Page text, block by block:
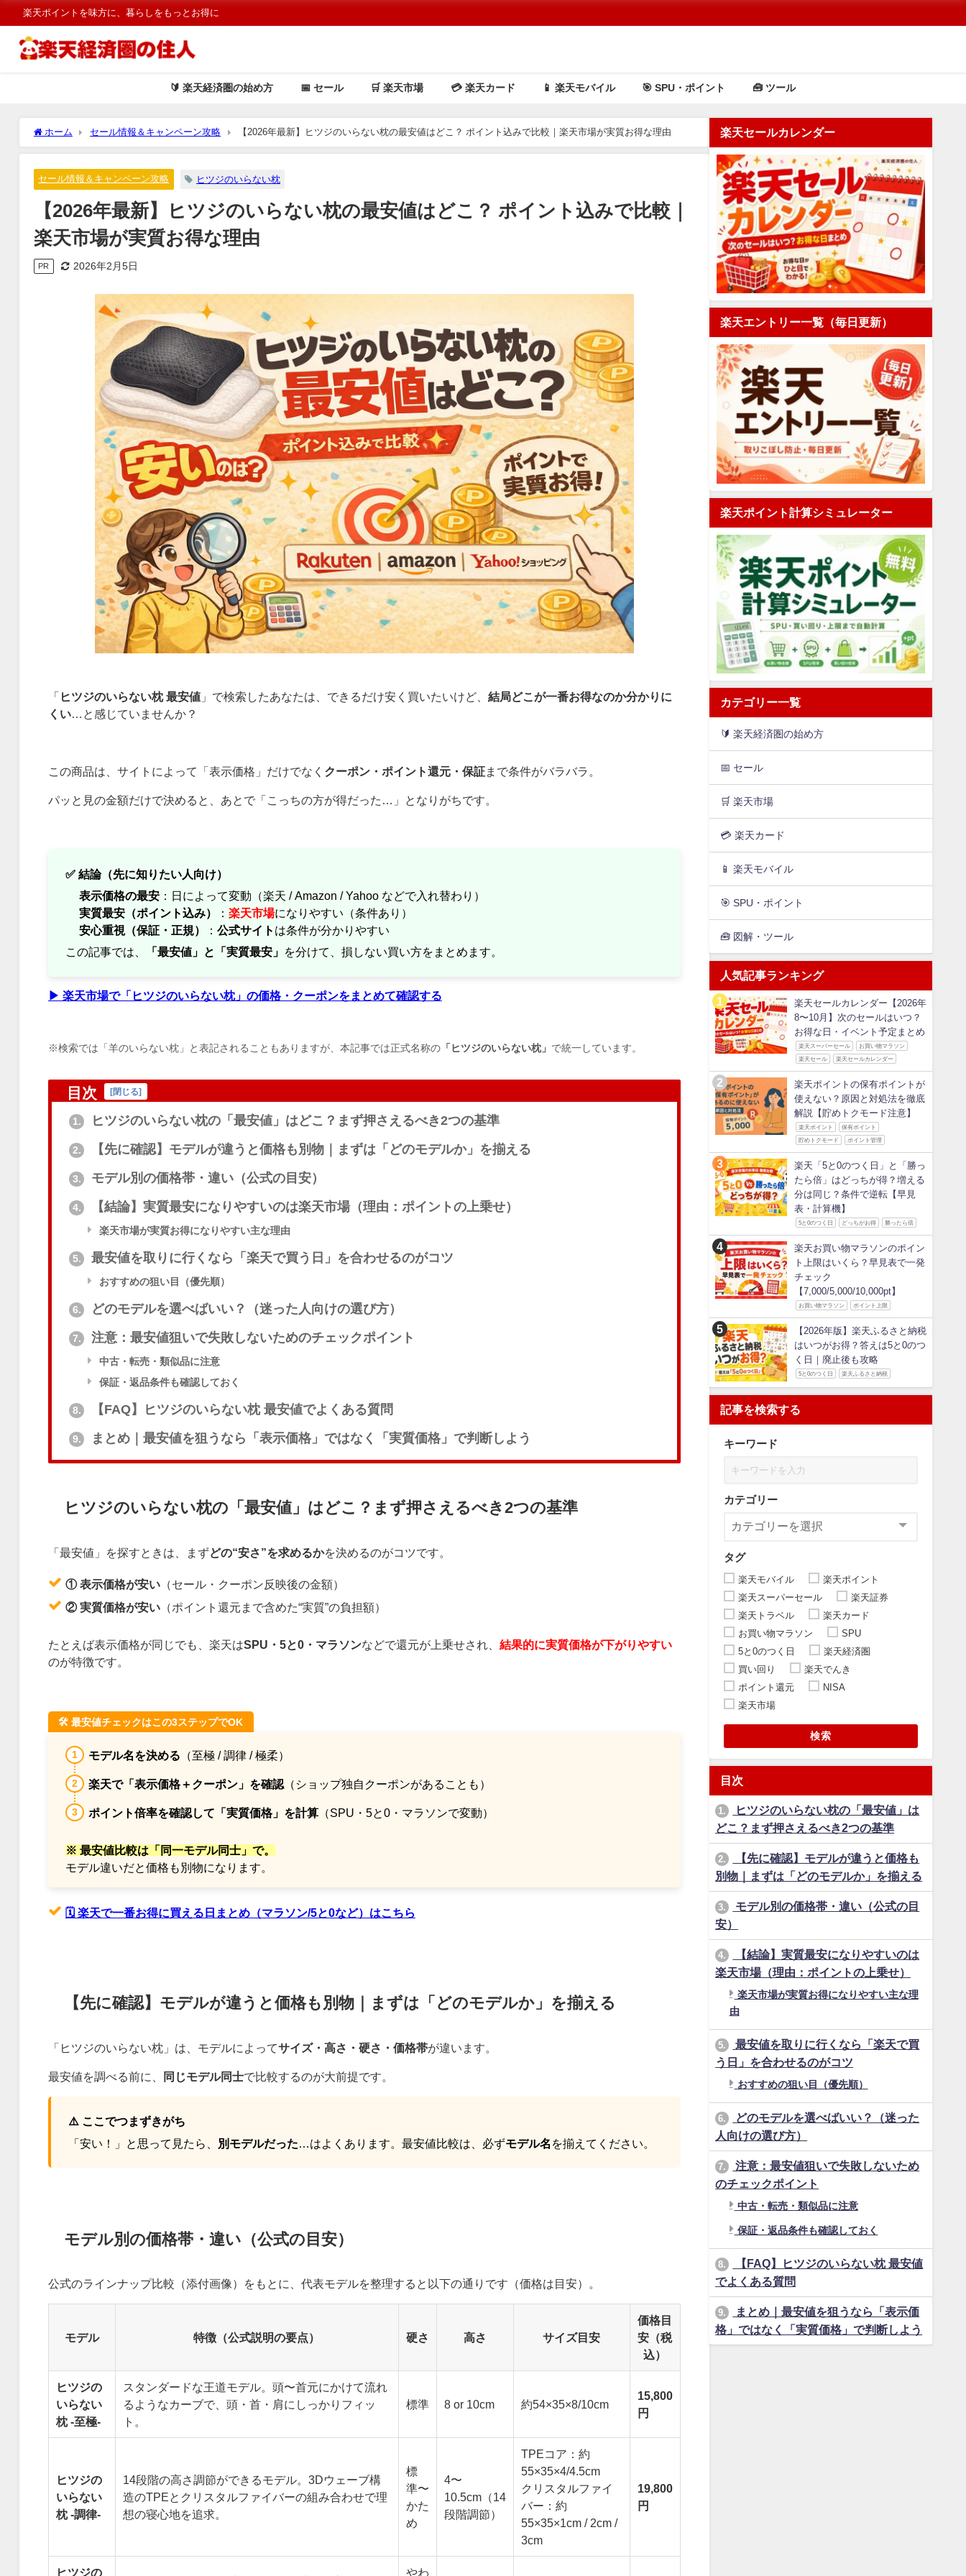
楽天ポイントを味方に、暮らしをもっとお得に
🔰 楽天経済圏の始め方 📅 セール 🛒 楽天市場 💳️ 楽天カード 📱 楽天モバイル 🎯 SPU・ポイント 🧰 ツール
ホーム セール情報＆キャンペーン攻略 【2026年最新】ヒツジのいらない枕の最安値はどこ？ ポイント込みで比較｜楽天市場が実質お得な理由
セール情報＆キャンペーン攻略 ヒツジのいらない枕
【2026年最新】ヒツジのいらない枕の最安値はどこ？ ポイント込みで比較｜
楽天市場が実質お得な理由
PR 2026年2月5日
「 ヒツジのいらない枕 最安値」で検索したあなたは、できるだけ安く買いたいけど、 結局どこが一番お得なのか分かりに
くい…と感じていませんか？
この商品は、サイトによって「表示価格」だけでなく クーポン・ポイント還元・保証まで条件がバラバラ。
パッと見の金額だけで決めると、あとで「こっちの方が得だった…」となりがちです。
✅ 結論（先に知りたい人向け）
表示価格の最安 ：日によって変動（楽天 / Amazon / Yahoo などで入れ替わり）
実質最安（ポイント込み）
：楽天市場になりやすい（条件あり）
安心重視（保証・正規）
：公式サイト は条件が分かりやすい
この記事では、
「最安値」と「実質最安」 を分けて、損しない買い方をまとめます。
▶ 楽天市場で「ヒツジのいらない枕」の価格・クーポンをまとめて確認する
※検索では「羊のいらない枕」と表記されることもありますが、本記事では正式名称の「ヒツジのいらない枕」 で統一しています。
目次 [閉じる]
1. ヒツジのいらない枕の「最安値」はどこ？まず押さえるべき2つの基準
2. 【先に確認】モデルが違うと価格も別物｜まずは「どのモデルか」を揃える
3. モデル別の価格帯・違い（公式の目安）
4. 【結論】実質最安になりやすいのは楽天市場（理由：ポイントの上乗せ）
楽天市場が実質お得になりやすい主な理由
5. 最安値を取りに行くなら「楽天で買う日」を合わせるのがコツ
おすすめの狙い目（優先順）
6. どのモデルを選べばいい？（迷った人向けの選び方）
7. 注意：最安値狙いで失敗しないためのチェックポイント
中古・転売・類似品に注意
保証・返品条件も確認しておく
8. 【FAQ】ヒツジのいらない枕 最安値でよくある質問
9. まとめ｜最安値を狙うなら「表示価格」ではなく「実質価格」で判断しよう
ヒツジのいらない枕の「最安値」はどこ？まず押さえるべき2つの基準
「最安値」を探すときは、まずどの“安さ”を求めるかを決めるのがコツです。
① 表示価格が安い（セール・クーポン反映後の金額）
② 実質価格が安い（ポイント還元まで含めた“実質”の負担額）
たとえば表示価格が同じでも、楽天はSPU・5と0・マラソンなどで還元が上乗せされ、 結果的に実質価格が下がりやすい
のが特徴です。
🛠️ 最安値チェックはこの3ステップでOK
モデル名を決める （至極 / 調律 / 極柔）
楽天で「表示価格＋クーポン」を確認（ショップ独自クーポンがあることも）
ポイント倍率を確認して「実質価格」を計算（SPU・5と0・マラソンで変動）
※ 最安値比較は「同一モデル同士」で。
モデル違いだと価格も別物になります。
🗓️ 楽天で一番お得に買える日まとめ（マラソン/5と0など）はこちら
【先に確認】モデルが違うと価格も別物｜まずは「どのモデルか」を揃える
「ヒツジのいらない枕」は、モデルによってサイズ・高さ・硬さ・価格帯が違います。
最安値を調べる前に、 同じモデル同士で比較するのが大前提です。
⚠️ ここでつまずきがち
「安い！」と思って見たら、
別モデルだった …はよくあります。最安値比較は、必ずモデル名 を揃えてください。
モデル別の価格帯・違い（公式の目安）
公式のラインナップ比較（添付画像）をもとに、代表モデルを整理すると以下の通りです（価格は目安）。
モデル 特徴（公式説明の要点） 硬さ 高さ サイズ目安
価格目
安（税
込）
ヒツジの
いらない
枕 -至極-
スタンダードな王道モデル。頭〜首元にかけて流れ
るようなカーブで、頭・首・肩にしっかりフィッ
ト。
標準 8 or 10cm 約54×35×8/10cm
15,800
円
ヒツジの
いらない
枕 -調律-
14段階の高さ調節ができるモデル。3Dウェーブ構
造のTPEとクリスタルファイバーの組み合わせで理
想の寝心地を追求。
標
準〜
かた
め
4〜
10.5cm（14
段階調節）
TPEコア：約
55×35×4/4.5cm
クリスタルファイ
バー：約
55×35×1cm / 2cm /
3cm
19,800
円
ヒツジの やわ
楽天セールカレンダー
楽天エントリー一覧（毎日更新）
楽天ポイント計算シミュレーター
カテゴリー一覧
🔰 楽天経済圏の始め方
📅 セール
🛒 楽天市場
💳️ 楽天カード
📱 楽天モバイル
🎯 SPU・ポイント
🧰 図解・ツール
人気記事ランキング
楽天セールカレンダー【2026年
8〜10月】次のセールはいつ？
お得な日・イベント予定まとめ
楽天スーパーセール お買い物マラソン
楽天セール 楽天セールカレンダー
楽天ポイントの保有ポイントが
使えない？原因と対処法を徹底
解説【貯めトクモード注意】
楽天ポイント 保有ポイント
貯めトクモード ポイント管理
楽天「5と0のつく日」と「勝っ
たら倍」はどっちが得？増える
分は同じ？条件で逆転【早見
表・計算機】
5と0のつく日 どっちがお得 勝ったら倍
楽天お買い物マラソンのポイン
ト上限はいくら？早見表で一発
チェック
【7,000/5,000/10,000pt】
お買い物マラソン ポイント上限
【2026年版】楽天ふるさと納税
はいつがお得？答えは5と0のつ
く日｜廃止後も攻略
5と0のつく日 楽天ふるさと納税
記事を検索する
キーワード
カテゴリー
タグ
楽天モバイル
楽天ポイント
楽天スーパーセール
楽天証券
楽天トラベル
楽天カード
お買い物マラソン
SPU
5と0のつく日
楽天経済圏
買い回り
楽天でんき
ポイント還元
NISA
楽天市場
検索
目次
1.
ヒツジのいらない枕の「最安値」は
どこ？まず押さえるべき2つの基準
2.
【先に確認】モデルが違うと価格も
別物｜まずは「どのモデルか」を揃える
3.
モデル別の価格帯・違い（公式の目
安）
4.
【結論】実質最安になりやすいのは
楽天市場（理由：ポイントの上乗せ）
楽天市場が実質お得になりやすい主な理
由
5.
最安値を取りに行くなら「楽天で買
う日」を合わせるのがコツ
おすすめの狙い目（優先順）
6.
どのモデルを選べばいい？（迷った
人向けの選び方）
7.
注意：最安値狙いで失敗しないため
のチェックポイント
中古・転売・類似品に注意
保証・返品条件も確認しておく
8.
【FAQ】ヒツジのいらない枕 最安値
でよくある質問
9.
まとめ｜最安値を狙うなら「表示価
格」ではなく「実質価格」で判断しよう